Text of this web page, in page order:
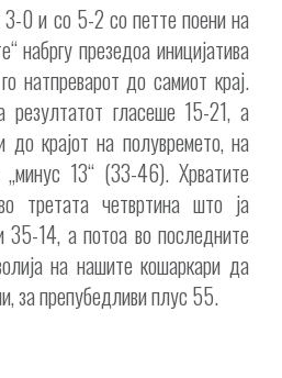
0 и со 5-2 со петте поени на
набргу презедоа иницијатива
натпреварот до самиот крај.
гласеше 15-21, а
крајот на полувремето, на
„минус 13“ (33-46). Хрватите
третата четвртина што ја
35-14, а потоа во последните
на нашите кошаркари да
за препубедливи плус 55.